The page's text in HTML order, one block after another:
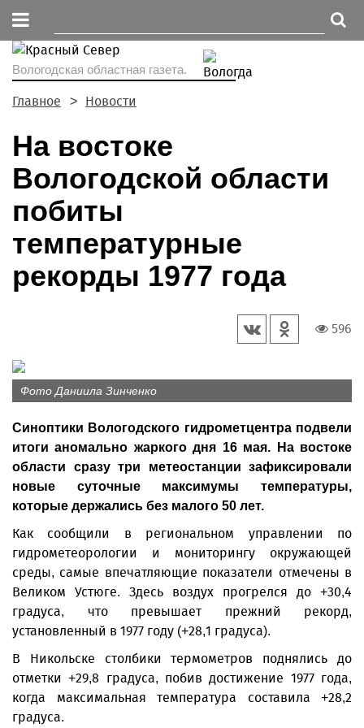
Вологодская областная газета.
Главное Новости
На востоке
Вологодской области
побиты
температурные
рекорды 1977 года
596
Фото Даниила Зинченко
Синоптики Вологодского гидрометцентра подвели
итоги аномально жаркого дня 16 мая. На востоке
области сразу три метеостанции зафиксировали
новые суточные максимумы температуры,
которые держались без малого 50 лет.
Как сообщили в региональном управлении по
гидрометеорологии и мониторингу окружающей
среды, самые впечатляющие показатели отмечены в
Великом Устюге. Здесь воздух прогрелся до +30,4
градуса, что превышает прежний рекорд,
установленный в 1977 году (+28,1 градуса).
В Никольске столбики термометров поднялись до
отметки +29,8 градуса, побив достижение 1977 года,
когда максимальная температура составила +28,2
градуса.